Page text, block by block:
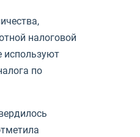
налоговой
используют
по